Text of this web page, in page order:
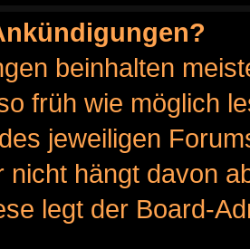
beinhalten
früh wie möglich
jeweiligen
nicht hängt davon
legt der Board-